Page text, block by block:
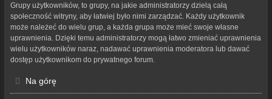
Grupy użytkowników, to grupy, na jakie administratorzy dzielą całą
społeczność witryny, aby łatwiej było nimi zarządzać. Każdy użytkownik
może należeć do wielu grup, a każda grupa może mieć swoje własne
uprawnienia. Dzięki temu administratorzy mogą łatwo zmieniać uprawnienia
wielu użytkowników naraz, nadawać uprawnienia moderatora lub dawać
dostęp użytkownikom do prywatnego forum.
Na górę